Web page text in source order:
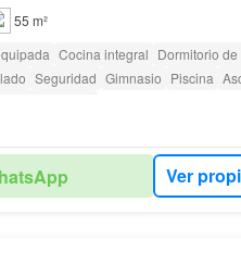
55 m²
Cocina integral Dormitorio
Seguridad Gimnasio Piscina
Ver